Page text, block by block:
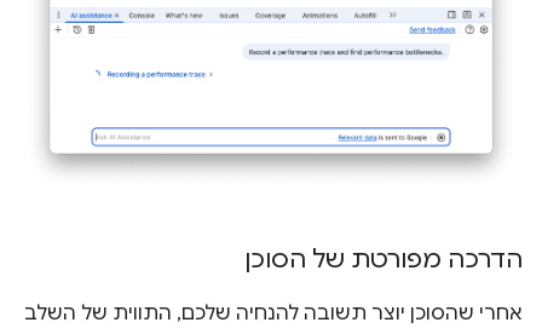
הדרכה מפורטת של הסוכן
אחרי שהסוכן יוצר תשובה להנחיה שלכם, התווית של השלב